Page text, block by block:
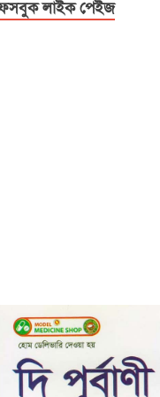
লাইক পেইজ